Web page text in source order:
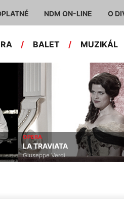
NDM ON-LINE O
/ BALET / MUZIKÁL
OPERA
LA TRAVIATA
Giuseppe Verdi